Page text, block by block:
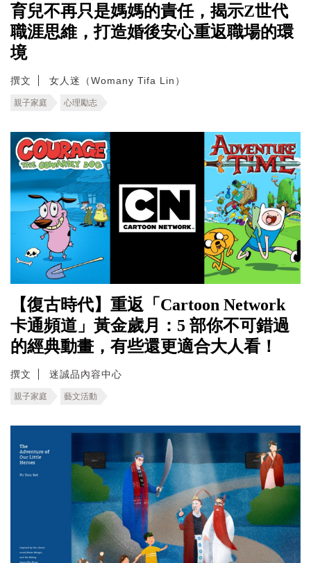
育兒不再只是媽媽的責任，揭示Z世代
職涯思維，打造婚後安心重返職場的環
境
撰文 女人迷（Womany Tifa Lin）
親子家庭 心理勵志
【復古時代】重返「Cartoon Network
卡通頻道」黃金歲月：5 部你不可錯過
的經典動畫，有些還更適合大人看！
撰文 迷誠品內容中心
親子家庭 藝文活動